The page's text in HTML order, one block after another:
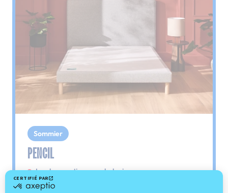
Sommier
PENCIL
Le plus : soutien morphologique
Grâce à ses 3 zones de confort, le sommier